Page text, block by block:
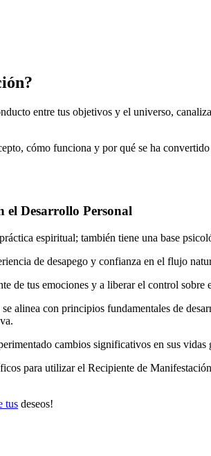
entre tus objetivos y el universo,
cómo funciona y por qué se ha
el Desarrollo Personal
espiritual; también tiene una base
de desapego y confianza en el flujo
de tus emociones y a liberar el control sobre
alinea con principios fundamentales de
cambios significativos en sus vidas
para utilizar el Recipiente de
tus deseos!